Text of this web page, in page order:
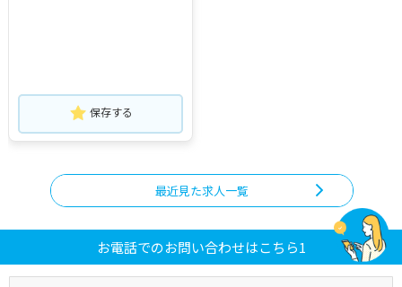
保存する
最近見た求人一覧
お電話でのお問い合わせはこちら1